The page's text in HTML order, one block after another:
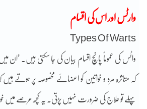
وارٹس اور اس کی اقسام
Types Of Warts
واٹس کی عموماً پانچ اقسام بیان کی جا سکتی ہیں۔
کہ متاثرہ مرد و خواتین کو اعضائے مخصوصہ پر ہوتے
پہلے تو علاج کی ضرورت نہیں پڑتی۔ یہ کچھ عرصے میں